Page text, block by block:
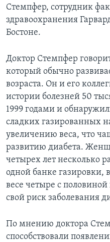
Стемпфер, сотрудник
здравоохранения
Бостоне.
Доктор Стемпфер
который обычно
возраста. Он и его
истории болезней 50
1999 годами и
сладких газированных
увеличению веса, что
развитию диабета.
четырех лет несколько
одной банке газировки,
весе четыре с
свой риск заболевания
По мнению доктора
способствовали